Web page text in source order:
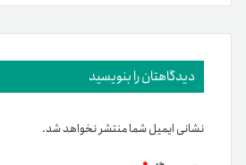
دیدگاهتان را بنویسید
نشانی ایمیل شما منتشر نخواهد شد.